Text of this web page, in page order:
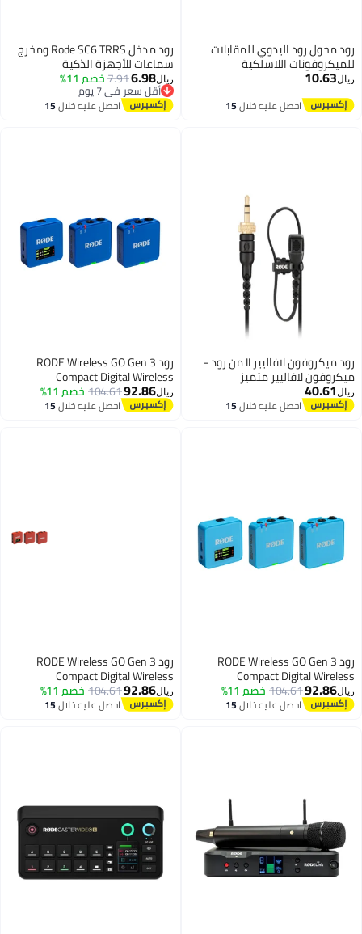
رود محول رود اليدوي للمقابلات
للميكروفونات اللاسلكية
INTERVIEWMICRO
ريال10.63
احصل عليه خلال15
رود مدخل Rode SC6 TRRS ومخرج
سماعات للأجهزة الذكية
ريال6.98
7.91خصم 11%
أقل سعر في 7 يوم
أقل سعر في 7 يوماحصل عليه خلال15
رود ميكروفون لافاليير II من رود -
ميكروفون لافاليير متميز
ريال 40.61
احصل عليه خلال15
اغسطس
رود RODE Wireless GO Gen 3
Compact Digital Wireless
Microphone System – COBALT
BLUE WIGOGEN3COB COBALT
ريال92.86
104.61خصم 11%
احصل عليه خلال15
اغسطس
رود RODE Wireless GO Gen 3
Compact Digital Wireless
Microphone System – BLUE
WIGOGEN3BLU BLUE
ريال92.86
104.61خصم 11%
احصل عليه خلال15
رود RODE Wireless GO Gen 3
Compact Digital Wireless
Microphone System – CLAY
WIGOGEN3CLA CLAY
ريال92.86
104.61خصم 11%
احصل عليه خلال15